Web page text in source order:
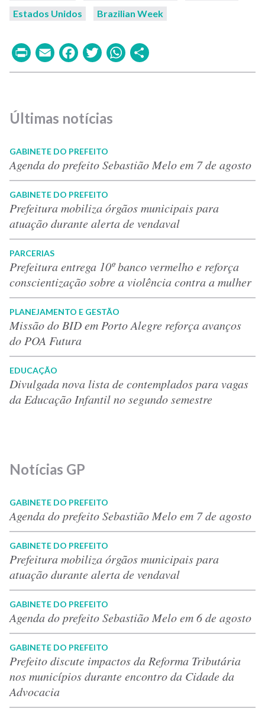
Estados Unidos
Brazilian Week
PrintEmailFacebook
TwitterWhatsApp
Últimas notícias
GABINETE DO PREFEITO
Agenda do prefeito Sebastião Melo em 7 de agosto
GABINETE DO PREFEITO
Prefeitura mobiliza órgãos municipais para
atuação durante alerta de vendaval
PARCERIAS
Prefeitura entrega 10º banco vermelho e reforça
conscientização sobre a violência contra a mulher
PLANEJAMENTO E GESTÃO
Missão do BID em Porto Alegre reforça avanços
do POA Futura
EDUCAÇÃO
Divulgada nova lista de contemplados para vagas
da Educação Infantil no segundo semestre
Notícias GP
GABINETE DO PREFEITO
Agenda do prefeito Sebastião Melo em 7 de agosto
GABINETE DO PREFEITO
Prefeitura mobiliza órgãos municipais para
atuação durante alerta de vendaval
GABINETE DO PREFEITO
Agenda do prefeito Sebastião Melo em 6 de agosto
GABINETE DO PREFEITO
Prefeito discute impactos da Reforma Tributária
nos municípios durante encontro da Cidade da
Advocacia